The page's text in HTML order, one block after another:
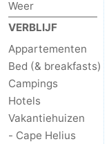
Weer
VERBLIJF
Appartementen
Bed (& breakfasts)
Campings
Hotels
Vakantiehuizen
- Cape Helius